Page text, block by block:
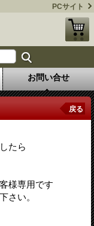
PCサイト
お問い合せ
戻る
たら
様専用です
さい。